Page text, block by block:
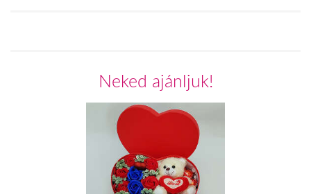
Neked ajánljuk!